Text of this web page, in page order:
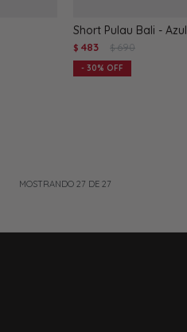
Short Pulau Bali - Azul
$ 483 $ 690
30
MOSTRANDO27 DE27